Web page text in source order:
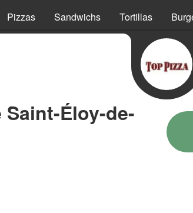
Pizzas Sandwichs Tortillas
Éloy-de-